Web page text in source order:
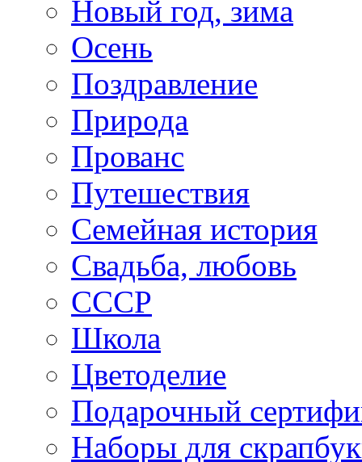
Новый год, зима
Осень
Поздравление
Природа
Прованс
Путешествия
Семейная история
Свадьба, любовь
СССР
Школа
Цветоделие
Подарочный
Наборы для